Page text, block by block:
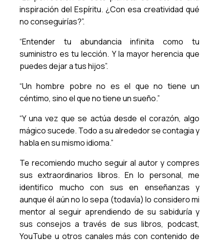
inspiración del Espíritu. ¿Con esa creatividad qué
no conseguirías?”.
“Entender tu abundancia infinita como tu
suministro es tu lección. Y la mayor herencia que
puedes dejar a tus hijos”.
“Un hombre pobre no es el que no tiene un
céntimo, sino el que no tiene un sueño.”
“Y una vez que se actúa desde el corazón, algo
mágico sucede. Todo a su alrededor se contagia y
habla en su mismo idioma.”
Te recomiendo mucho seguir al autor y compres
sus extraordinarios libros. En lo personal, me
identifico mucho con sus en enseñanzas y
aunque él aún no lo sepa (todavía) lo considero mi
mentor al seguir aprendiendo de su sabiduría y
sus consejos a través de sus libros, podcast,
YouTube u otros canales más con contenido de